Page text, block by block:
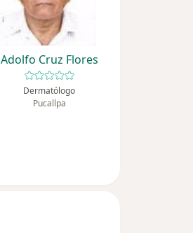
Adolfo Cruz Flores
Dermatólogo
Pucallpa